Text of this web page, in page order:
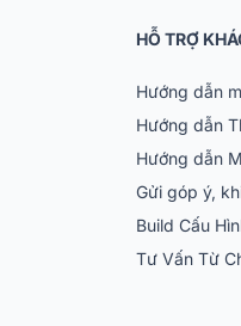
HỖ TRỢ
Hướng dẫn
Hướng dẫn
Hướng dẫn
Gửi góp ý,
Build Cấu
Tư Vấn Từ